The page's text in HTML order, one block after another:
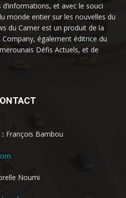
et avec le souci
monde entier sur les nouvelles du
du Camer est un produit de la
également éditrice du
Défis Actuels, et de
François Bambou
Noumi